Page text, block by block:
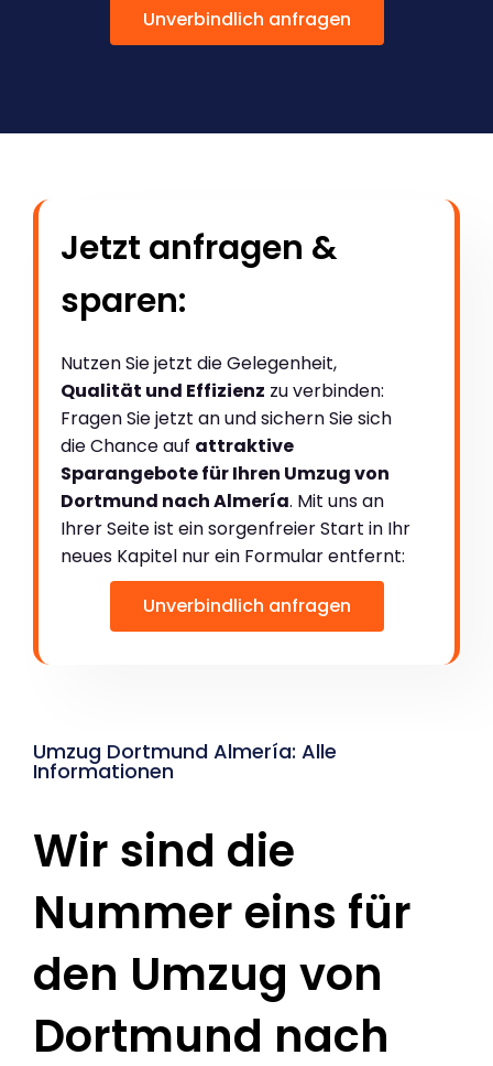
Unverbindlich anfragen
Jetzt anfragen &
sparen:
Nutzen Sie jetzt die Gelegenheit,
Qualität und Effizienz zu verbinden:
Fragen Sie jetzt an und sichern Sie sich
die Chance auf attraktive
Sparangebote für Ihren Umzug von
Dortmund nach Almería. Mit uns an
Ihrer Seite ist ein sorgenfreier Start in Ihr
neues Kapitel nur ein Formular entfernt:
Unverbindlich anfragen
Umzug Dortmund Almería: Alle
Informationen
Wir sind die
Nummer eins für
den Umzug von
Dortmund nach